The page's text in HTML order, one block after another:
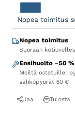
Nopea toimitus
Nopea toimitus
Suoraan
Ensihuolto −50 %
Meiltä ostetuille:
sähköpyörät 80 €
Jaa Tulosta